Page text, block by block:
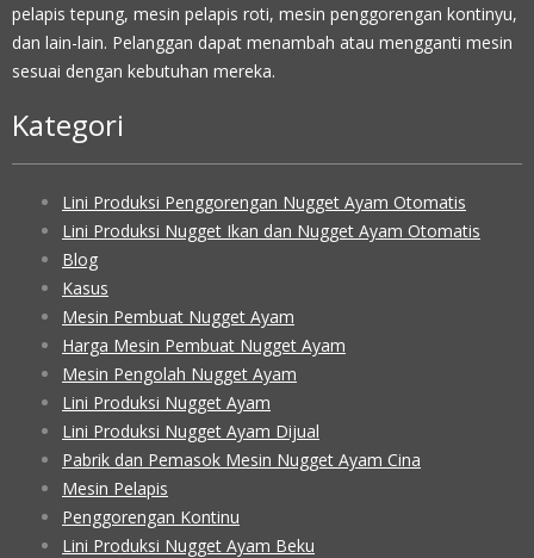
pelapis tepung, mesin pelapis roti, mesin penggorengan kontinyu,
dan lain-lain. Pelanggan dapat menambah atau mengganti mesin
sesuai dengan kebutuhan mereka.
Kategori
Lini Produksi Penggorengan Nugget Ayam Otomatis
Lini Produksi Nugget Ikan dan Nugget Ayam Otomatis
Blog
Kasus
Mesin Pembuat Nugget Ayam
Harga Mesin Pembuat Nugget Ayam
Mesin Pengolah Nugget Ayam
Lini Produksi Nugget Ayam
Lini Produksi Nugget Ayam Dijual
Pabrik dan Pemasok Mesin Nugget Ayam Cina
Mesin Pelapis
Penggorengan Kontinu
Lini Produksi Nugget Ayam Beku